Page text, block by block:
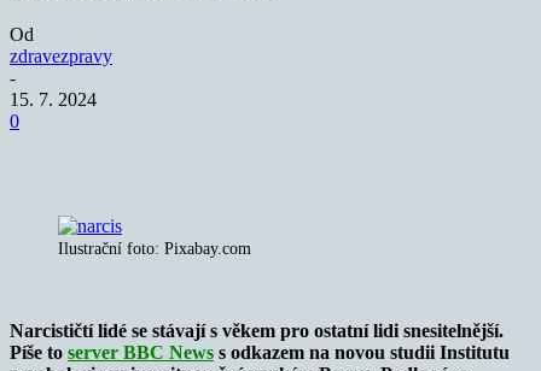
Od
zdravezpravy
-
15. 7. 2024
0
Ilustrační foto: Pixabay.com
Narcističtí lidé se stávají s věkem pro ostatní lidi snesitelnější.
Píše to server BBC News s odkazem na novou studii Institutu